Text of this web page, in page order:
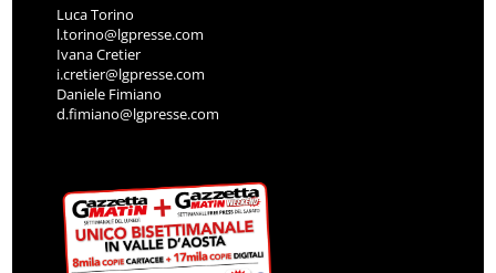
Luca Torino
l.torino@lgpresse.com
Ivana Cretier
i.cretier@lgpresse.com
Daniele Fimiano
d.fimiano@lgpresse.com